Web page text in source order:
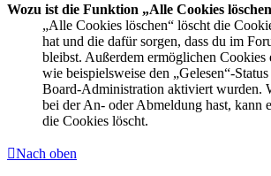
Wozu ist die Funktion „Alle Cookies
„Alle Cookies löschen“ löscht die
hat und die dafür sorgen, dass du im
bleibst. Außerdem ermöglichen Cookies
wie beispielsweise den „Gelesen“-
Board-Administration aktiviert wurden.
bei der An- oder Abmeldung hast, kann
die Cookies löscht.
Nach oben